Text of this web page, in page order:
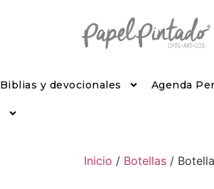
Biblias y devocionales Agenda
Inicio / Botellas /